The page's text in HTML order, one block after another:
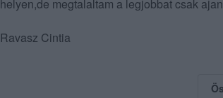
helyen,de megtalaltam a legjobbat csak
Ravasz Cintia